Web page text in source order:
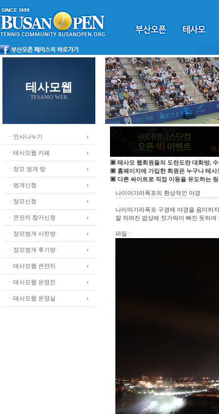
테사모웹
TESAMO WEB
ㆍ인사나누기
ㆍ테사모웹 카페
ㆍ정모 벙개 방
ㆍ벙개신청
ㆍ정모신청
ㆍ큰잔치 참가신청
ㆍ정모벙개 사진방
ㆍ정모벙개 후기방
ㆍ테사모웹 큰잔치
ㆍ테사모웹 운영진
ㆍ테사모웹 운영실
▣ 테사모 웹회원들의 도란도란 대화방,
▣ 홈페이지에 가입한 회원은 누구나 테사
▣ 다른 싸이트로 직접 이동을 유도하는
나이아가라폭포의 환상적인 야경
나이아가라폭포 구경에 야경을 음미하
잘 차려진 밥상에 젓가락이 빠진 듯하여
파일 :